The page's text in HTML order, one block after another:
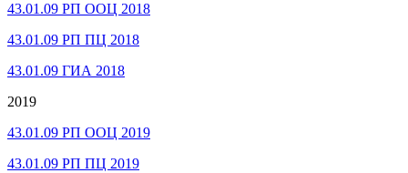
43.01.09 РП ООЦ 2018
43.01.09 РП ПЦ 2018
43.01.09 ГИА 2018
2019
43.01.09 РП ООЦ 2019
43.01.09 РП ПЦ 2019